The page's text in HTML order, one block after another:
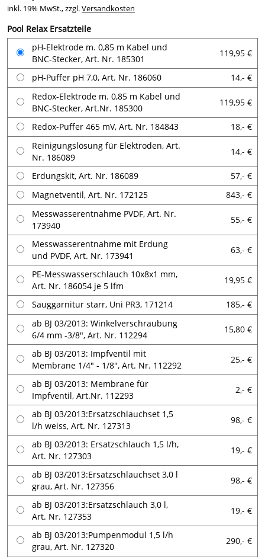
inkl. 19% MwSt., zzgl.Versandkosten
Pool Relax Ersatzteile
pH-Elektrode m. 0,85 m Kabel und
BNC-Stecker, Art. Nr. 185301
119,95 €
pH-Puffer pH 7,0, Art. Nr. 186060
14,- €
Redox-Elektrode m. 0,85 m Kabel und
BNC-Stecker, Art.Nr. 185300
119,95 €
Redox-Puffer 465 mV, Art. Nr. 184843
18,- €
Reinigungslösung für Elektroden, Art.
Nr. 186089
14,- €
Erdungskit, Art. Nr. 186089
57,- €
Magnetventil, Art. Nr. 172125
843,- €
Messwasserentnahme PVDF, Art. Nr.
173940
55,- €
Messwasserentnahme mit Erdung
und PVDF, Art. Nr. 173941
63,- €
PE-Messwasserschlauch 10x8x1 mm,
Art. Nr. 186054 je 5 lfm
19,95 €
Sauggarnitur starr, Uni PR3, 171214
185,- €
ab BJ 03/2013: Winkelverschraubung
6/4 mm -3/8", Art. Nr. 112294
15,80 €
ab BJ 03/2013: Impfventil mit
Membrane 1/4" - 1/8", Art. Nr. 112292
25,- €
ab BJ 03/2013: Membrane für
Impfventil, Art.Nr. 112293
2,- €
ab BJ 03/2013:Ersatzschlauchset 1,5
l/h weiss, Art. Nr. 127313
98,- €
ab BJ 03/2013: Ersatzschlauch 1,5 l/h,
Art. Nr. 127303
19,- €
ab BJ 03/2013:Ersatzschlauchset 3,0 l
grau, Art. Nr. 127356
98,- €
ab BJ 03/2013:Ersatzschlauch 3,0 l,
Art. Nr. 127353
19,- €
ab BJ 03/2013:Pumpenmodul 1,5 l/h
grau, Art. Nr. 127320
290,- €